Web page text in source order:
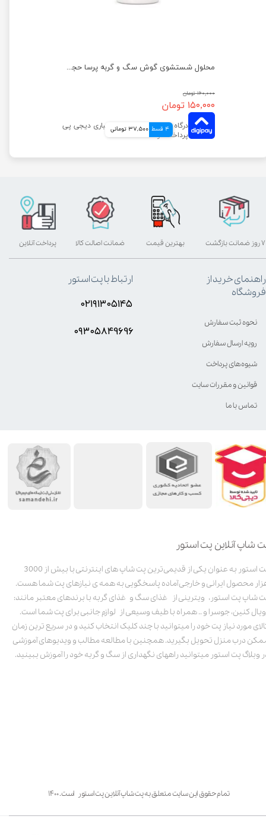
محلول شستشوی گوش سگ و گربه پرسا حجم 220 میلی لیتر
۱۶۰,۰۰۰ تومان
۱۵۰,۰۰۰ تومان
4 قسط 37,500 تومانی
شاپ آنلاین پت استور
پت استور به عنوان یکی از قدیمی‌ترین پت شاپ های اینترنتی با بیش از 3000
محصول ایرانی و خارجی آماده پاسخگویی به همه ی نیازهای پت شما هست.
شاپ پت استور، ویترینی از غذای سگ و غذای گربه با برندهای معتبر مانند:
کنین، جوسرا و .. همراه با طیف وسیعی از لوازم جانبی برای پت شما است.
مورد نیاز پت خود را میتوانید با چند کلیک انتخاب کنید و در سریع ترین زمان
درب منزل تحویل بگیرید. همچنین با مطالعه مطالب و ویدیوهای آموزشی
وبلاگ پت استور میتوانید راههای نگهداری از سگ و گربه خود را آموزش ببینید.
تمام حقوق این سایت متعلق به پت شاپ آنلاین پت استور است. ۱۴۰۰
بهترین قیمت پرداخت آنلاین ۷ روز ضمانت بازگشت ضمانت اصالت کالا
راهنمای خرید از
فروشگاه
نحوه ثبت سفارش
رویه ارسال سفارش
شیوه‌های پرداخت
قوانین و مقررات سایت
تماس با ما
ارتباط با پت استور
۰۲۱۹۱۳۰۵۱۴۵
۰۹۳۰۵8۴9696